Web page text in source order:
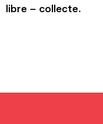
libre – collecte.